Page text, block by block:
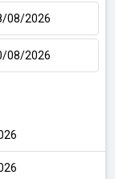
08/2026
08/2026